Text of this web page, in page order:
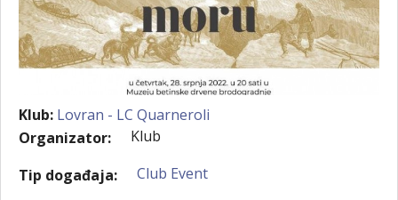
Klub: Lovran - LC Quarneroli
Organizator:
Klub
Tip događaja:
Club Event